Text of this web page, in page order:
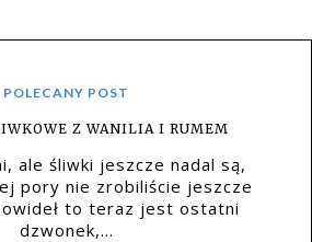
POLECANY POST
Z WANILIA I RUMEM
ale śliwki jeszcze nadal są,
pory nie zrobiliście jeszcze
to teraz jest ostatni
dzwonek,...